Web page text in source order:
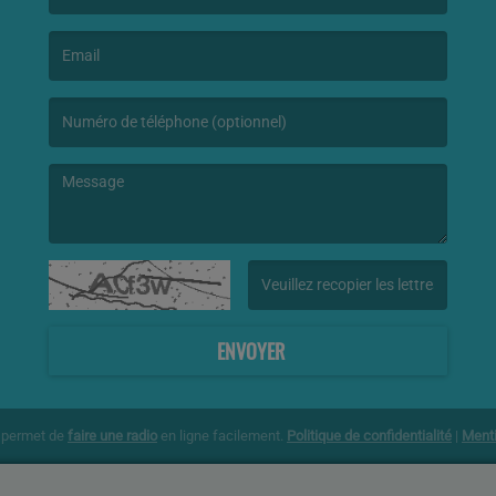
ENVOYER
de faire une radio en ligne facilement. Politique de confidentialité |